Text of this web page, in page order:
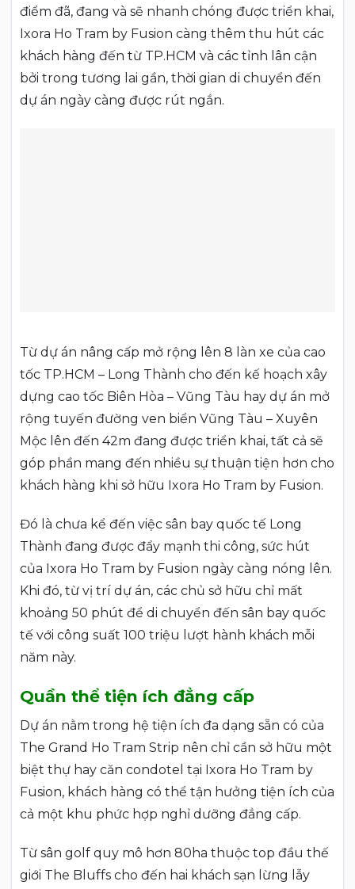
điểm đã, đang và sẽ nhanh chóng được triển khai,
Ixora Ho Tram by Fusion càng thêm thu hút các
khách hàng đến từ TP.HCM và các tỉnh lân cận
bởi trong tương lai gần, thời gian di chuyển đến
dự án ngày càng được rút ngắn.
Từ dự án nâng cấp mở rộng lên 8 làn xe của cao
tốc TP.HCM – Long Thành cho đến kế hoạch xây
dựng cao tốc Biên Hòa – Vũng Tàu hay dự án mở
rộng tuyến đường ven biển Vũng Tàu – Xuyên
Mộc lên đến 42m đang được triển khai, tất cả sẽ
góp phần mang đến nhiều sự thuận tiện hơn cho
khách hàng khi sở hữu Ixora Ho Tram by Fusion.
Đó là chưa kể đến việc sân bay quốc tế Long
Thành đang được đẩy mạnh thi công, sức hút
của Ixora Ho Tram by Fusion ngày càng nóng lên.
Khi đó, từ vị trí dự án, các chủ sở hữu chỉ mất
khoảng 50 phút để di chuyển đến sân bay quốc
tế với công suất 100 triệu lượt hành khách mỗi
năm này.
Quần thể tiện ích đẳng cấp
Dự án nằm trong hệ tiện ích đa dạng sẵn có của
The Grand Ho Tram Strip nên chỉ cần sở hữu một
biệt thự hay căn condotel tại Ixora Ho Tram by
Fusion, khách hàng có thể tận hưởng tiện ích của
cả một khu phức hợp nghỉ dưỡng đẳng cấp.
Từ sân golf quy mô hơn 80ha thuộc top đầu thế
giới The Bluffs cho đến hai khách sạn lừng lẫy